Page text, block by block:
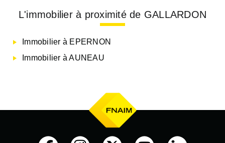
L'immobilier à proximité de GALLARDON
Immobilier à EPERNON
Immobilier à AUNEAU